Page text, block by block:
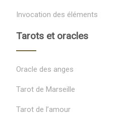
Invocation des éléments
Tarots et oracles
Oracle des anges
Tarot de Marseille
Tarot de l’amour